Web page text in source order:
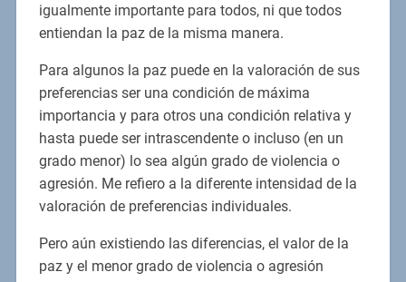
igualmente importante para todos, ni que todos
entiendan la paz de la misma manera.
Para algunos la paz puede en la valoración de sus
preferencias ser una condición de máxima
importancia y para otros una condición relativa y
hasta puede ser intrascendente o incluso (en un
grado menor) lo sea algún grado de violencia o
agresión. Me refiero a la diferente intensidad de la
valoración de preferencias individuales.
Pero aún existiendo las diferencias, el valor de la
paz y el menor grado de violencia o agresión